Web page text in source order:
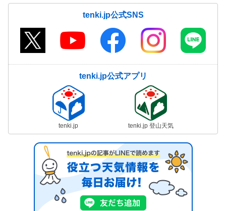
tenki.jp公式SNS
tenki.jp公式アプリ
tenki.jp tenki.jp 登山天気